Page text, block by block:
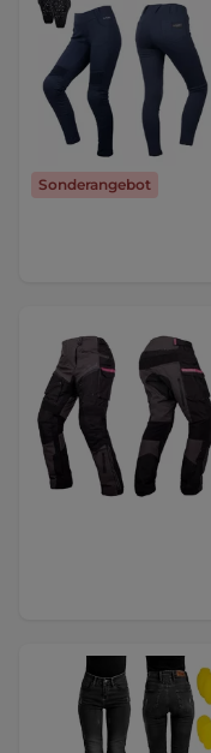
Sonderangebot